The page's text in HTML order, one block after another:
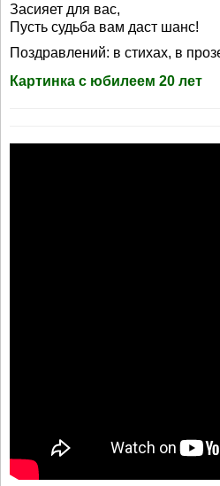
Засияет для вас,
Пусть судьба вам даст шанс!
Поздравлений: в стихах, в
Картинка с юбилеем 20 лет